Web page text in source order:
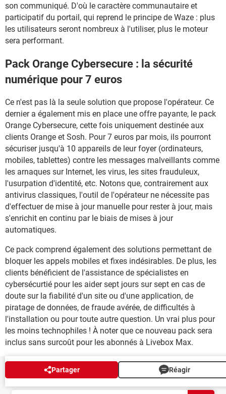
son communiqué. D'où le caractère communautaire et
participatif du portail, qui reprend le principe de Waze : plus
les utilisateurs seront nombreux à l'utiliser, plus le moteur
sera performant.
Pack Orange Cybersecure : la sécurité
numérique pour 7 euros
Ce n'est pas là la seule solution que propose l'opérateur. Ce
dernier a également mis en place une offre payante, le pack
Orange Cybersecure, cette fois uniquement destinée aux
clients Orange et Sosh. Pour 7 euros par mois, ils pourront
sécuriser jusqu'à 10 appareils de leur foyer (ordinateurs,
mobiles, tablettes) contre les messages malveillants comme
les arnaques sur Internet, les virus, les sites frauduleux,
l'usurpation d'identité, etc. Notons que, contrairement aux
antivirus classiques, l'outil de l'opérateur ne nécessite pas
d'effectuer de mise à jour manuelle pour rester à jour, mais
s'enrichit en continu par le biais de mises à jour
automatiques.
Ce pack comprend également des solutions permettant de
bloquer les appels mobiles et fixes indésirables. De plus, les
clients bénéficient de l'assistance de spécialistes en
cybersécurtié pour les aider sept jours sur sept en cas de
doute sur la fiabilité d'un site ou d'une application, de
piratage de données, de fraude avérée, de difficultés à
l'installation ou pour toute autre question. Un vrai plus pour
les moins technophiles ! À noter que ce nouveau pack sera
inclus sans surcoût pour les abonnés à Livebox Max.
Partager Réagir
NEWSLETTER